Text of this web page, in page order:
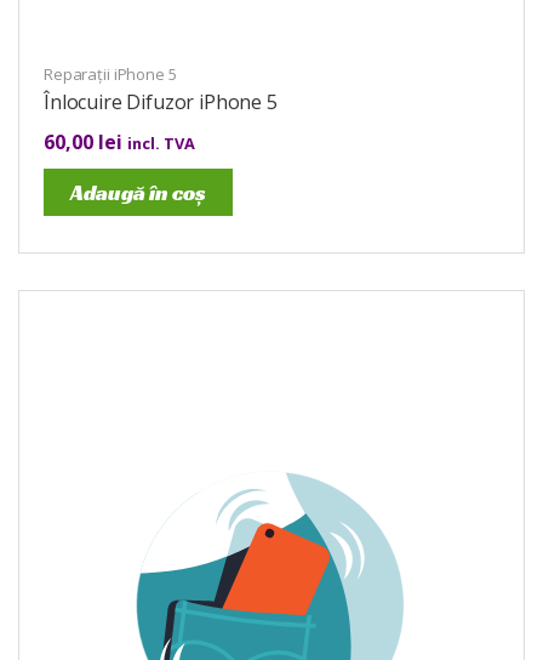
Reparații iPhone 5
Înlocuire Difuzor iPhone 5
60,00 lei incl. TVA
Adaugă în coș